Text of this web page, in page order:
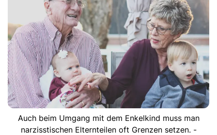
Auch beim Umgang mit dem Enkelkind muss man
narzisstischen Elternteilen oft Grenzen setzen. -